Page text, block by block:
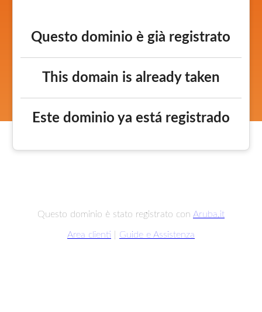
Questo dominio è già registrato
This domain is already taken
Este dominio ya está registrado
Questo dominio è stato registrato con Aruba.it
Area clienti Guide e Assistenza